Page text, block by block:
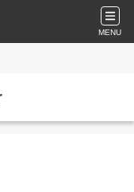
MENU